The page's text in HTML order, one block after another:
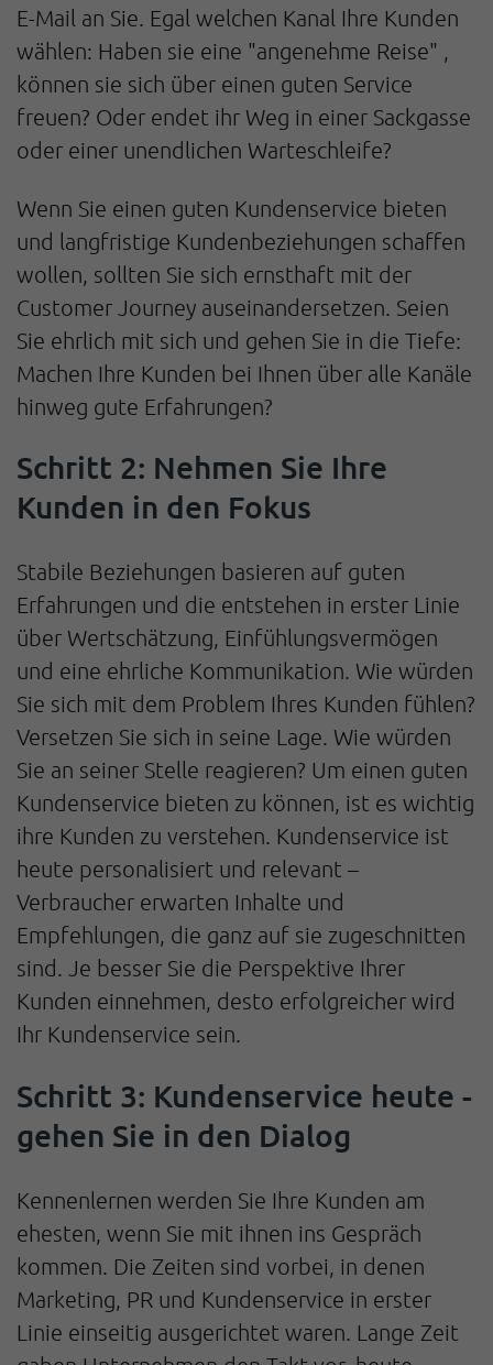
E-Mail an Sie. Egal welchen Kanal Ihre Kunden
wählen: Haben sie eine "angenehme Reise" ,
können sie sich über einen guten Service
freuen? Oder endet ihr Weg in einer Sackgasse
oder einer unendlichen Warteschleife?
Wenn Sie einen guten Kundenservice bieten
und langfristige Kundenbeziehungen schaffen
wollen, sollten Sie sich ernsthaft mit der
Customer Journey auseinandersetzen. Seien
Sie ehrlich mit sich und gehen Sie in die Tiefe:
Machen Ihre Kunden bei Ihnen über alle Kanäle
hinweg gute Erfahrungen?
Schritt 2: Nehmen Sie Ihre
Kunden in den Fokus
Stabile Beziehungen basieren auf guten
Erfahrungen und die entstehen in erster Linie
über Wertschätzung, Einfühlungsvermögen
und eine ehrliche Kommunikation. Wie würden
Sie sich mit dem Problem Ihres Kunden fühlen?
Versetzen Sie sich in seine Lage. Wie würden
Sie an seiner Stelle reagieren? Um einen guten
Kundenservice bieten zu können, ist es wichtig
ihre Kunden zu verstehen. Kundenservice ist
heute personalisiert und relevant –
Verbraucher erwarten Inhalte und
Empfehlungen, die ganz auf sie zugeschnitten
sind. Je besser Sie die Perspektive Ihrer
Kunden einnehmen, desto erfolgreicher wird
Ihr Kundenservice sein.
Schritt 3: Kundenservice heute -
gehen Sie in den Dialog
Kennenlernen werden Sie Ihre Kunden am
ehesten, wenn Sie mit ihnen ins Gespräch
kommen. Die Zeiten sind vorbei, in denen
Marketing, PR und Kundenservice in erster
Linie einseitig ausgerichtet waren. Lange Zeit